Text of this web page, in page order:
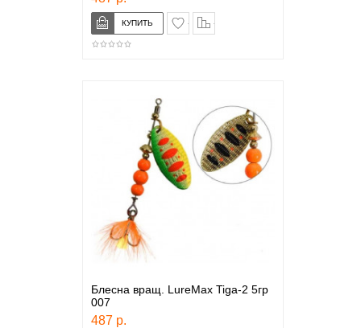
в закладки
Блесна вращ. LureMax Tiga-2 5гр
007
487 р.